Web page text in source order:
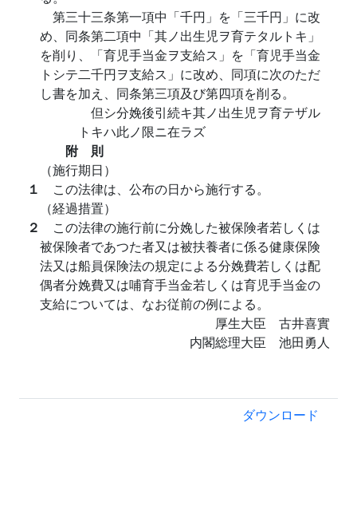
第三十三条第一項中「千円」を「三千円」に改
め、同条第二項中「其ノ出生児ヲ育テタルトキ」
を削り、「育児手当金ヲ支給ス」を「育児手当金
トシテ二千円ヲ支給ス」に改め、同項に次のただ
し書を加え、同条第三項及び第四項を削る。
但シ分娩後引続キ其ノ出生児ヲ育テザル
トキハ此ノ限ニ在ラズ
附 則
（施行期日）
１ この法律は、公布の日から施行する。
（経過措置）
２ この法律の施行前に分娩した被保険者若しくは
被保険者であつた者又は被扶養者に係る健康保険
法又は船員保険法の規定による分娩費若しくは配
偶者分娩費又は哺育手当金若しくは育児手当金の
支給については、なお従前の例による。
厚生大臣 古井喜實
内閣総理大臣 池田勇人
ダウンロード